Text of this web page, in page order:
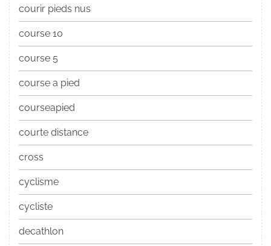
courir pieds nus
course 10
course 5
course a pied
courseapied
courte distance
cross
cyclisme
cycliste
decathlon